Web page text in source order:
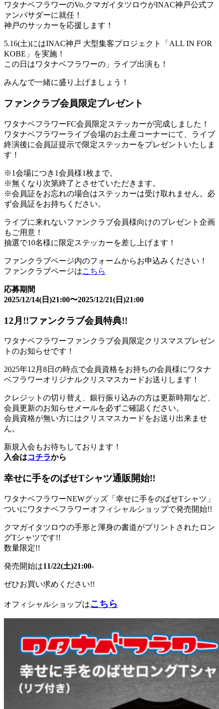
ワタナベフラワーのVo.クマガイタツロウがINAC神戸公式フ
ァンバサダーに就任！
神戸のサッカーを応援します！
5.16(土)にはINAC神戸 大型集客プロジェクト「ALL IN FOR
KOBE」を実施！
この日はワタナベフラワーの」ライブ出演も！
みんなで一緒に盛り上げましょう！
ファンクラブ会員限定プレゼント
ワタナベフラワーFC会員限定ステッカーが完成しました！
ワタナベフラワーライブ会場のお土産コーナーにて、ライブ
終演後に会員証提示で限定ステッカーをプレゼントいたしま
す！
※1会場につき1会員様1枚まで。
※無くなり次第終了とさせていただきます。
※会員証をお忘れの場合はステッカーは受け取れません。必
ず会員証をお持ちください。
ライブに来れないファンクラブ会員様向けのプレゼント企画
もご用意！
抽選で10名様に限定ステッカーを差し上げます！
ファンクラブページ内のフォームからお申込みください！
ファンクラブページはこちら
応募期間
2025/12/14(日)21:00〜2025/12/21(日)21:00
12月!!ファンクラブ会員特典!!
ワタナベフラワーファンクラブ会員限定クリスマスプレゼン
トのお知らせです！
2025年12月8日の時点で会員資格をお持ちの会員様にワタナ
ベフラワーオリジナルクリスマスカードお送りします！
クレジットの切り替え、銀行振り込みの方は更新時期など、
会員更新のお知らせメールを必ずご確認ください。
会員資格が無い方にはクリスマスカードをお送り出来ませ
ん。
新規入会もお待ちしております！
入会はコチラから
幸せに手をのばせTシャツ通販開始!!
ワタナベフラワーNEWグッズ「幸せに手をのばせTシャツ」
ついにワタナベフラワーオフィシャルショップで発売開始!!
クマガイタツロウの手形と渾身の書道がプリントされたロン
グTシャツです!!
数量限定!!
発売開始は11/22(土)21:00-
ぜひお買い求めください!!
オフィシャルショップはこちら